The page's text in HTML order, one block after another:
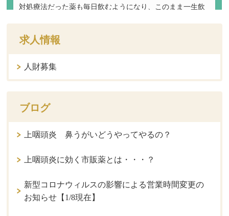
求人情報
人財募集
ブログ
上咽頭炎 鼻うがいどうやってやるの？
上咽頭炎に効く市販薬とは・・・？
新型コロナウィルスの影響による営業時間変更の
お知らせ【1/8現在】